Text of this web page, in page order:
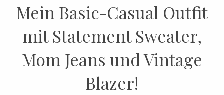
Mein Basic-Casual Outfit
mit Statement Sweater,
Mom Jeans und Vintage
Blazer!